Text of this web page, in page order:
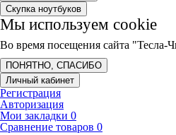
Скупка ноутбуков
Мы используем cookie
Во время посещения сайта "Тесла-
ПОНЯТНО, СПАСИБО
Личный кабинет
Регистрация
Авторизация
Мои закладки 0
Сравнение товаров 0